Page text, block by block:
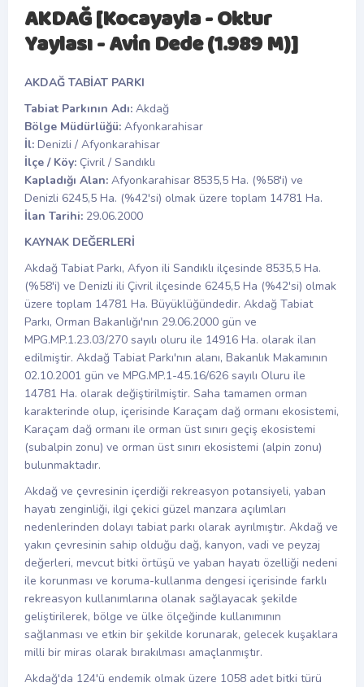
AKDAĞ [Kocayayla - Oktur
Yaylası - Avin Dede (1.989 M)]
AKDAĞ TABİAT PARKI
Tabiat Parkının Adı: Akdağ
Bölge Müdürlüğü: Afyonkarahisar
İl: Denizli / Afyonkarahisar
İlçe / Köy: Çivril / Sandıklı
Kapladığı Alan: Afyonkarahisar 8535,5 Ha. (%58'i) ve
Denizli 6245,5 Ha. (%42'si) olmak üzere toplam 14781 Ha.
İlan Tarihi: 29.06.2000
KAYNAK DEĞERLERİ
Akdağ Tabiat Parkı, Afyon ili Sandıklı ilçesinde 8535,5 Ha.
(%58'i) ve Denizli ili Çivril ilçesinde 6245,5 Ha (%42'si) olmak
üzere toplam 14781 Ha. Büyüklüğündedir. Akdağ Tabiat
Parkı, Orman Bakanlığı'nın 29.06.2000 gün ve
MPG.MP.1.23.03/270 sayılı oluru ile 14916 Ha. olarak ilan
edilmiştir. Akdağ Tabiat Parkı'nın alanı, Bakanlık Makamının
02.10.2001 gün ve MPG.MP.1-45.16/626 sayılı Oluru ile
14781 Ha. olarak değiştirilmiştir. Saha tamamen orman
karakterinde olup, içerisinde Karaçam dağ ormanı ekosistemi,
Karaçam dağ ormanı ile orman üst sınırı geçiş ekosistemi
(subalpin zonu) ve orman üst sınırı ekosistemi (alpin zonu)
bulunmaktadır.
Akdağ ve çevresinin içerdiği rekreasyon potansiyeli, yaban
hayatı zenginliği, ilgi çekici güzel manzara açılımları
nedenlerinden dolayı tabiat parkı olarak ayrılmıştır. Akdağ ve
yakın çevresinin sahip olduğu dağ, kanyon, vadi ve peyzaj
değerleri, mevcut bitki örtüşü ve yaban hayatı özelliği nedeni
ile korunması ve koruma-kullanma dengesi içerisinde farklı
rekreasyon kullanımlarına olanak sağlayacak şekilde
geliştirilerek, bölge ve ülke ölçeğinde kullanımının
sağlanması ve etkin bir şekilde korunarak, gelecek kuşaklara
milli bir miras olarak bırakılması amaçlanmıştır.
Akdağ'da 124'ü endemik olmak üzere 1058 adet bitki türü